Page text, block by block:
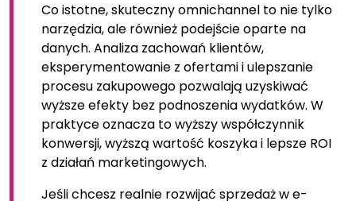
Co istotne, skuteczny omnichannel to nie tylko
narzędzia, ale również podejście oparte na
danych. Analiza zachowań klientów,
eksperymentowanie z ofertami i ulepszanie
procesu zakupowego pozwalają uzyskiwać
wyższe efekty bez podnoszenia wydatków. W
praktyce oznacza to wyższy współczynnik
konwersji, wyższą wartość koszyka i lepsze ROI
z działań marketingowych.
Jeśli chcesz realnie rozwijać sprzedaż w e-